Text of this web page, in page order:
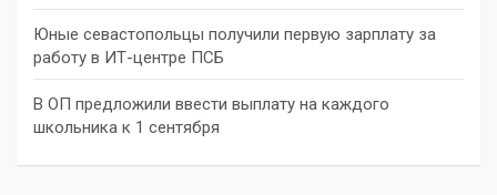
Юные севастопольцы получили первую зарплату за
работу в ИТ-центре ПСБ
В ОП предложили ввести выплату на каждого
школьника к 1 сентября